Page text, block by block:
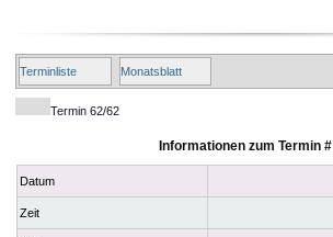
Terminliste Monatsblatt
Termin 62/62
Informationen zum Termin #
Datum
Zeit